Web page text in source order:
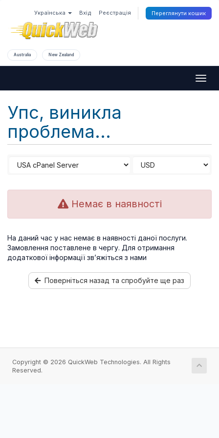
Українська Вхід Реєстрація Переглянути кошик
Australia New Zealand
Упс, виникла
проблема...
Немає в наявності
На даний час у нас немає в наявності даної послуги.
Замовлення поставлене в чергу. Для отримання
додаткової інформації зв’яжіться з нами
Поверніться назад та спробуйте ще раз
Copyright © 2026 QuickWeb Technologies. All Rights
Reserved.